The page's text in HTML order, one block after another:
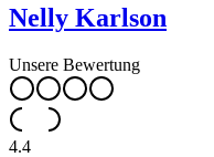
Nelly Karlson
Unsere Bewertung
4.4